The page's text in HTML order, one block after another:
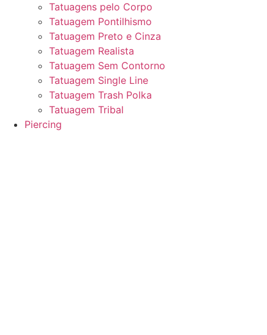
Tatuagens pelo Corpo
Tatuagem Pontilhismo
Tatuagem Preto e Cinza
Tatuagem Realista
Tatuagem Sem Contorno
Tatuagem Single Line
Tatuagem Trash Polka
Tatuagem Tribal
Piercing